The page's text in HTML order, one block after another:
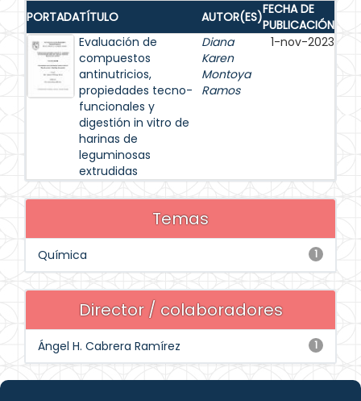
PORTADATÍTULO AUTOR(ES)FECHA DE
PUBLICACIÓN
Evaluación de
compuestos
antinutricios,
propiedades tecno-
funcionales y
digestión in vitro de
harinas de
leguminosas
extrudidas
Diana
Karen
Montoya
Ramos
1-nov-2023
Temas
1
Química
Director / colaboradores
1
Ángel H. Cabrera Ramírez